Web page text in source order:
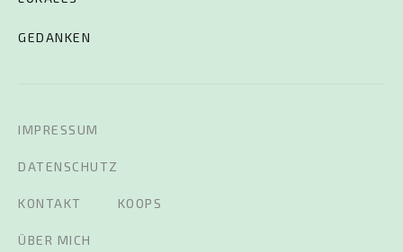
GEDANKEN
IMPRESSUM
DATENSCHUTZ
KONTAKT KOOPS
ÜBER MICH